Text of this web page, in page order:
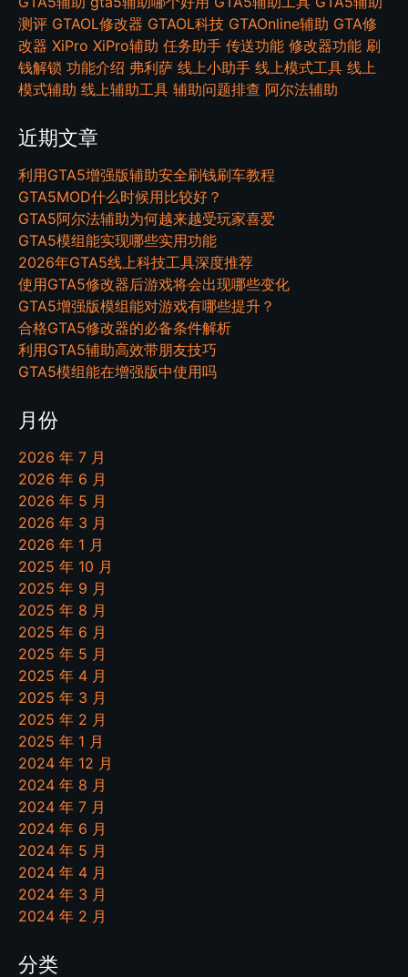
测评 GTAOL修改器 GTAOL科技 GTAOnline辅助 GTA修
改器 XiPro XiPro辅助 任务助手 传送功能 修改器功能 刷
钱解锁 功能介绍 弗利萨 线上小助手 线上模式工具 线上
模式辅助 线上辅助工具 辅助问题排查 阿尔法辅助
近期文章
利用GTA5增强版辅助安全刷钱刷车教程
GTA5MOD什么时候用比较好？
GTA5阿尔法辅助为何越来越受玩家喜爱
GTA5模组能实现哪些实用功能
2026年GTA5线上科技工具深度推荐
使用GTA5修改器后游戏将会出现哪些变化
GTA5增强版模组能对游戏有哪些提升？
合格GTA5修改器的必备条件解析
利用GTA5辅助高效带朋友技巧
GTA5模组能在增强版中使用吗
月份
2026 年 7 月
2026 年 6 月
2026 年 5 月
2026 年 3 月
2026 年 1 月
2025 年 10 月
2025 年 9 月
2025 年 8 月
2025 年 6 月
2025 年 5 月
2025 年 4 月
2025 年 3 月
2025 年 2 月
2025 年 1 月
2024 年 12 月
2024 年 8 月
2024 年 7 月
2024 年 6 月
2024 年 5 月
2024 年 4 月
2024 年 3 月
2024 年 2 月
分类